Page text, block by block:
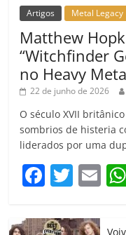
Artigos Metal Legacy
Matthew
“Witchfinder
no Heavy
22 de junho de 2026
O século XVII
sombrios de histeria
liderados por uma
F
c
T
itt
E
ai